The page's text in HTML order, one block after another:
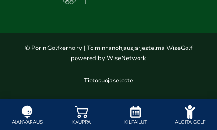
AJANVARAUS KAUPPA KILPAILUT ALOITA GOLF
© Porin Golfkerho ry | Toiminnanohjausjärjestelmä WiseGolf
powered by WiseNetwork
Tietosuojaseloste